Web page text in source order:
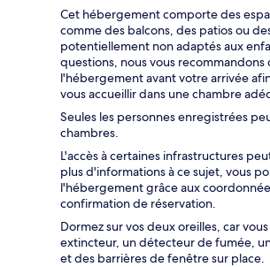
Cet hébergement comporte des
comme des balcons, des patios ou
potentiellement non adaptés aux
questions, nous vous
l'hébergement avant votre arrivée
vous accueillir dans une chambre
Seules les personnes enregistrées
chambres.
L'accès à certaines infrastructures
plus d'informations à ce sujet, vous
l'hébergement grâce aux
confirmation de réservation.
Dormez sur vos deux oreilles, car
extincteur, un détecteur de fumée,
et des barrières de fenêtre sur place.